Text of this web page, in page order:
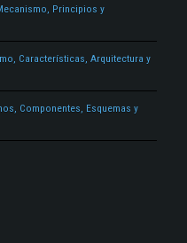
Principios y
Características, Arquitectura y
Componentes, Esquemas y